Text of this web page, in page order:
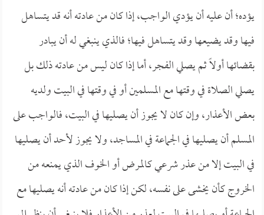
يؤده؛ أن عليه أن يؤدي الواجب، إذا كان من عادته أنه قد يتساهل
فيها وقد يضيعها وقد يتساهل فيها؛ فالذي ينبغي له أن يبادر
بقضائها أولاً ثم يصلي الفجر، أما إذا كان ليس من عادته ذلك بل
يصلي الصلاة في وقتها مع المسلمين أو في وقتها في البيت ولديه
بعض الأعذار، وإن كان لا يجوز أن يصليها في البيت، فالواجب على
المسلم أن يصليها في الجماعة في المساجد، ولا يجوز لأحد أن يصليها
في البيت إلا من عذر شرعي كالمرض أو الخوف الذي يمنعه من
الخروج كأن يخشى على نفسه، لكن إذا كان من عادته أنه يصليها مع